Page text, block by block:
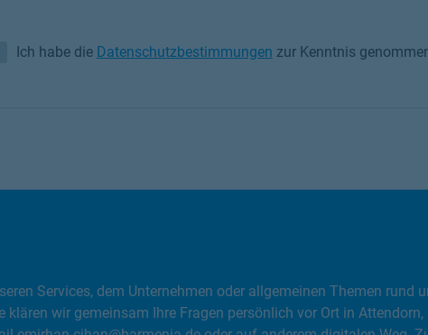
Ich habe die Datenschutzbestimmungen zur Kenntnis genommen
Ich habe die Datenschutzbestimmungen zur Kenntnis
Services, dem Unternehmen oder allgemeinen Themen rund
klären wir gemeinsam Ihre Fragen persönlich vor Ort in Attendorn,